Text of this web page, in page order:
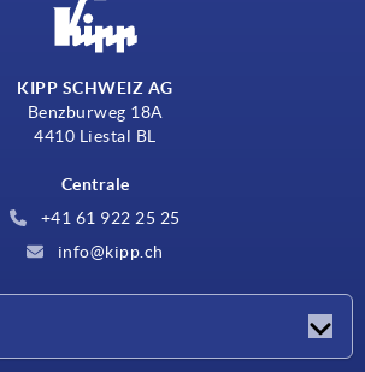
KIPP SCHWEIZ AG
Benzburweg 18A
4410 Liestal BL
Centrale
+41 61 922 25 25
info@kipp.ch